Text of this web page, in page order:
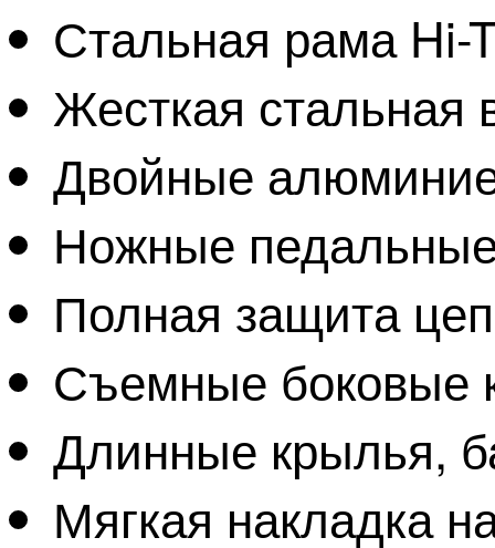
Стальная рама Hi-
Жесткая стальная
Двойные
Ножные
Полная защита
Съемные боковые
Длинные крылья,
Мягкая накладка